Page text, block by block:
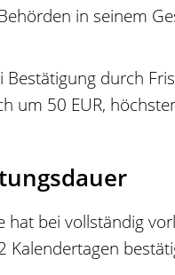
in seinem
Bestätigung durch
um 50 EUR,
hat bei vollständig
Kalendertagen